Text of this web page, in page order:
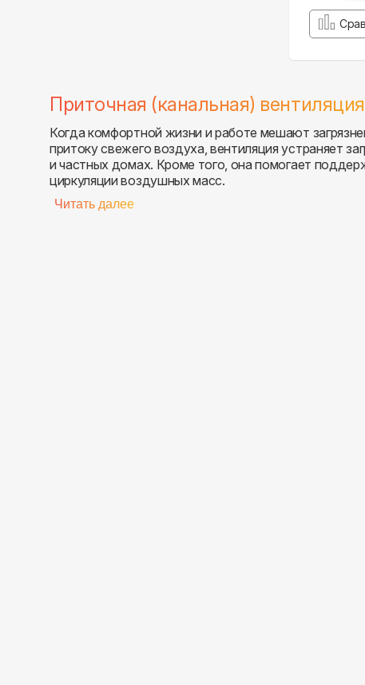
Приточная (канальная)
Когда комфортной жизни и работе мешают
притоку свежего воздуха, вентиляция устраняет
и частных домах. Кроме того, она помогает
циркуляции воздушных масс.
Читать далее